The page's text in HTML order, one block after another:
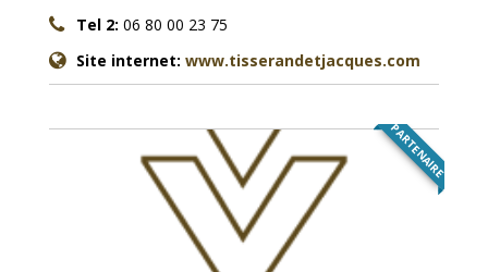
Tel 2: 06 80 00 23 75
Site internet: www.tisserandetjacques.com
PARTENAIRE